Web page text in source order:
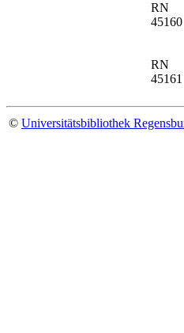
RN
45160
RN
45161
© Universitätsbibliothek